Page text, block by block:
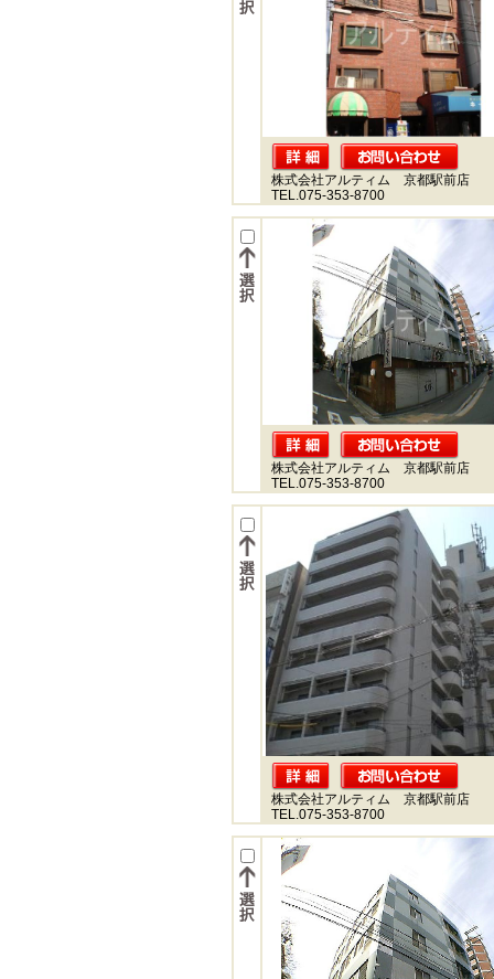
株式会社アルティム 京都駅前店
TEL.075-353-8700
株式会社アルティム 京都駅前店
TEL.075-353-8700
株式会社アルティム 京都駅前店
TEL.075-353-8700